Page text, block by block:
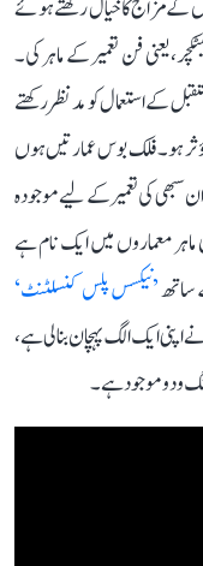
کے مزاج کا خیال رکھتے ہوئے
یعنی فن تعمیر کے ماہر کی۔
کے استعمال کو مدنظر رکھتے
مؤثر ہو۔ فلک بوس عمارتیں ہوں
سبھی کی تعمیر کے لیے موجودہ
معماروں میں ایک نام ہے
ساتھ’نیکسس پلس کنسلٹنٹ‘
کمپنی نے اپنی ایک الگ پہچان بنا لی ہے،
و دو موجود ہے۔